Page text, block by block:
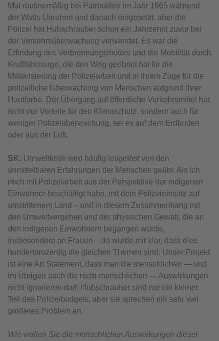
Mal routinemäßig bei Patrouillen im Jahr 1965 während
der Watts-Unruhen und danach eingesetzt, aber die
Polizei hat Hubschrauber schon ein Jahrzehnt zuvor bei
der Verkehrsüberwachung verwendet. Es war die
Erfindung des Verbrennungsmotors und die Mobilität durch
Kraftfahrzeuge, die den Weg geebnet hat für die
Militarisierung der Polizeiarbeit und in ihrem Zuge für die
polizeiliche Überwachung von Menschen aufgrund ihrer
Hautfarbe. Der Übergang auf öffentliche Verkehrsmittel hat
nicht nur Vorteile für den Klimaschutz, sondern auch für
weniger Polizeiüberwachung, sei es auf dem Erdboden
oder aus der Luft.
SK: Umweltkritik wird häufig losgelöst von den
unmittelbaren Erfahrungen der Menschen geübt. Als ich
mich mit Polizeiarbeit aus der Perspektive der indigenen
Einwohner beschäftigt habe, mit dem Polizeieinsatz auf
umstrittenem Land – und in diesem Zusammenhang mit
den Umweltvergehen und der physischen Gewalt, die an
den indigenen Einwohnern begangen wurde,
insbesondere an Frauen – da wurde mir klar, dass dies
hundertprozentig die gleichen Themen sind. Unser Projekt
ist eine Art Statement, dass man die menschlichen — und
im Übrigen auch die nicht-menschlichen — Auswirkungen
nicht ignorieren darf. Hubschrauber sind nur ein kleiner
Teil des Polizeibudgets, aber sie sprechen ein sehr viel
größeres Problem an.
Wie wollen Sie die menschlichen Auswirkungen dieser